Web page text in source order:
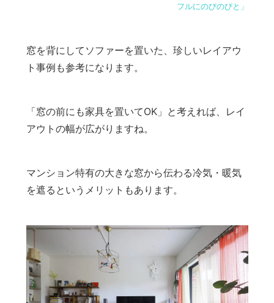
フルにのびのびと」
窓を背にしてソファーを置いた、珍しいレイアウ
ト事例も参考になります。
「窓の前にも家具を置いてOK」と考えれば、レイ
アウトの幅が広がりますね。
マンション特有の大きな窓から伝わる冷気・暖気
を遮るというメリットもあります。